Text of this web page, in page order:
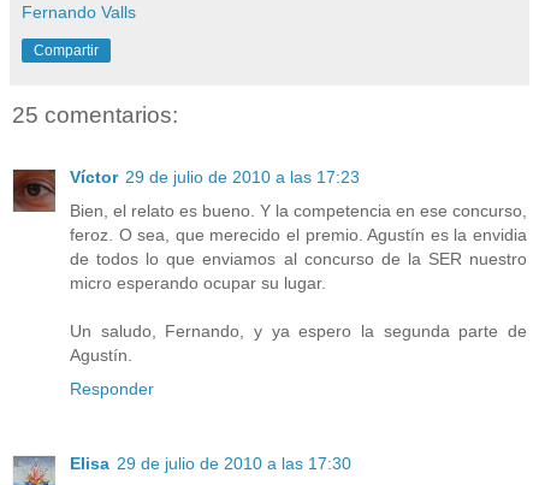
Fernando Valls
Compartir
25 comentarios:
Víctor 29 de julio de 2010 a las 17:23
Bien, el relato es bueno. Y la competencia en ese concurso,
feroz. O sea, que merecido el premio. Agustín es la envidia
de todos lo que enviamos al concurso de la SER nuestro
micro esperando ocupar su lugar.
Un saludo, Fernando, y ya espero la segunda parte de
Agustín.
Responder
Elisa 29 de julio de 2010 a las 17:30